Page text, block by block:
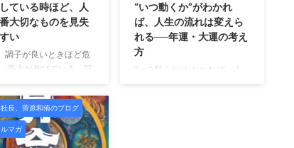
ている時ほど、人
大切なものを見失
い
調子が良いときほど危
売上が伸びている。評
周囲から「すごいです
言われるようになる。
う時、人は無意識のう
自分は正しい」「自分
“いつ動くか”がわかれ
ば、人生の流れは変えら
れる──年運・大運の考え
方
“いつ動くか”がわかれば、人
長、菅原和侑のブログ
マガ